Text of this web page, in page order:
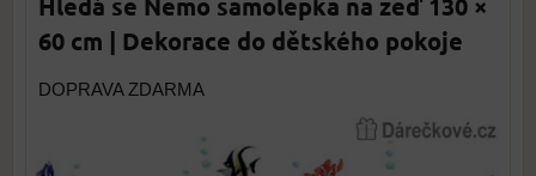
60 cm | Dekorace do dětského pokoje
DOPRAVA ZDARMA